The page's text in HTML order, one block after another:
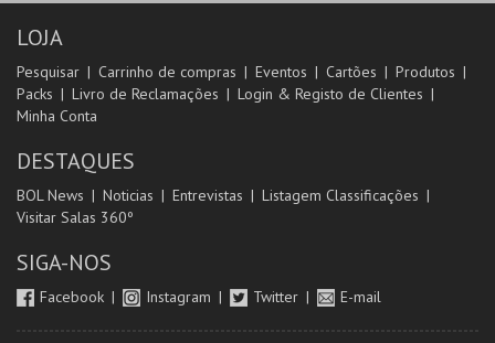
LOJA
Pesquisar Carrinho de compras Eventos Cartões
Produtos
Packs
Livro de Reclamações
Login & Registo de Clientes
Minha Conta
DESTAQUES
BOL News Noticias Entrevistas
Listagem Classificações
Visitar Salas 360º
SIGA-NOS
Facebook Instagram Twitter E-mail